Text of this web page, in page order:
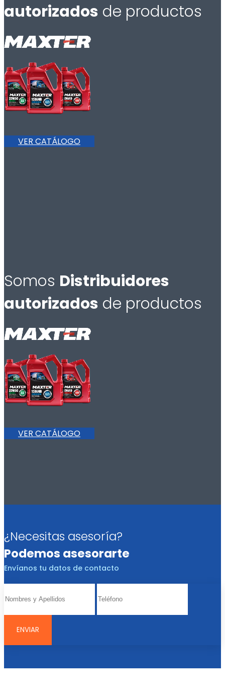
autorizados de productos
VER CATÁLOGO
Somos Distribuidores
autorizados de productos
VER CATÁLOGO
¿Necesitas asesoría?
Podemos asesorarte
Envíanos tu datos de contacto